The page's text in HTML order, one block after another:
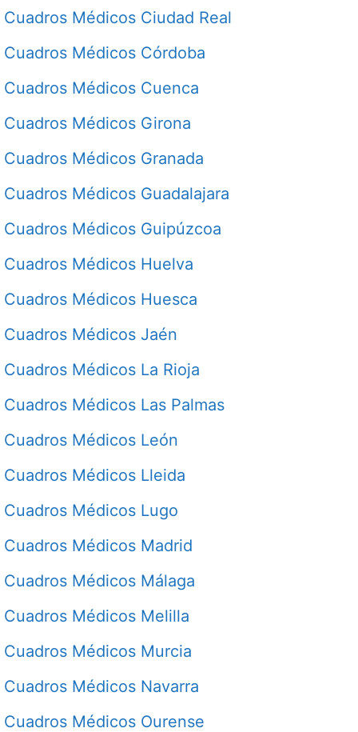
Cuadros Médicos Ciudad Real
Cuadros Médicos Córdoba
Cuadros Médicos Cuenca
Cuadros Médicos Girona
Cuadros Médicos Granada
Cuadros Médicos Guadalajara
Cuadros Médicos Guipúzcoa
Cuadros Médicos Huelva
Cuadros Médicos Huesca
Cuadros Médicos Jaén
Cuadros Médicos La Rioja
Cuadros Médicos Las Palmas
Cuadros Médicos León
Cuadros Médicos Lleida
Cuadros Médicos Lugo
Cuadros Médicos Madrid
Cuadros Médicos Málaga
Cuadros Médicos Melilla
Cuadros Médicos Murcia
Cuadros Médicos Navarra
Cuadros Médicos Ourense